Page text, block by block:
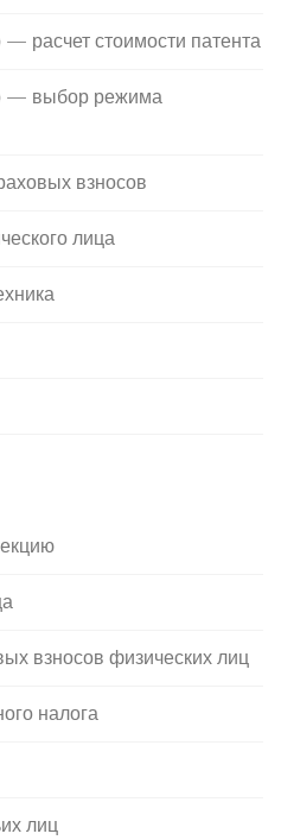
расчет стоимости патента
— выбор режима
взносов
лица
взносов физических лиц
налога
лиц